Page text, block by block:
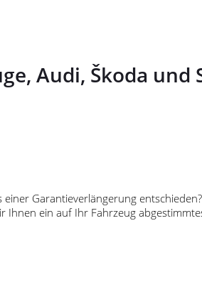
Audi, Škoda und
Garantieverlängerung
ein auf Ihr Fahrzeug